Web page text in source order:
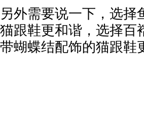
另外需要说一下，选
猫跟鞋更和谐，选择百
带蝴蝶结配饰的猫跟鞋